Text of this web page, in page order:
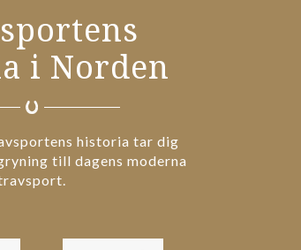
i Norden
historia tar dig
till dagens moderna